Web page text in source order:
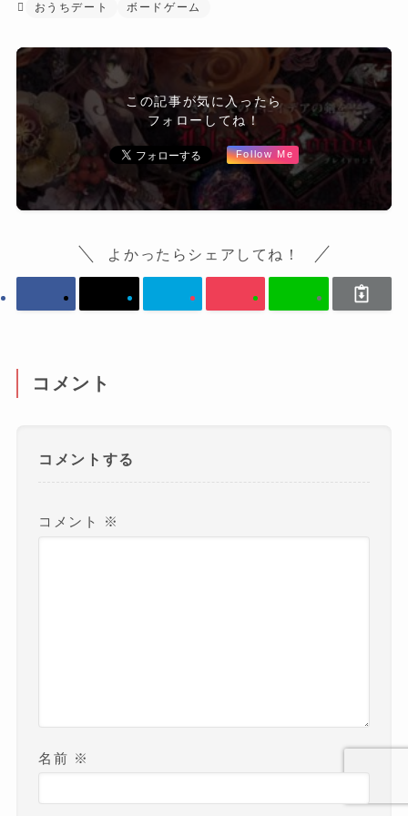
おうちデート
ボードゲーム
この記事が気に入ったら
フォローしてね！
Follow Me
よかったらシェアしてね！
コメント
コメントする
コメント ※
名前 ※